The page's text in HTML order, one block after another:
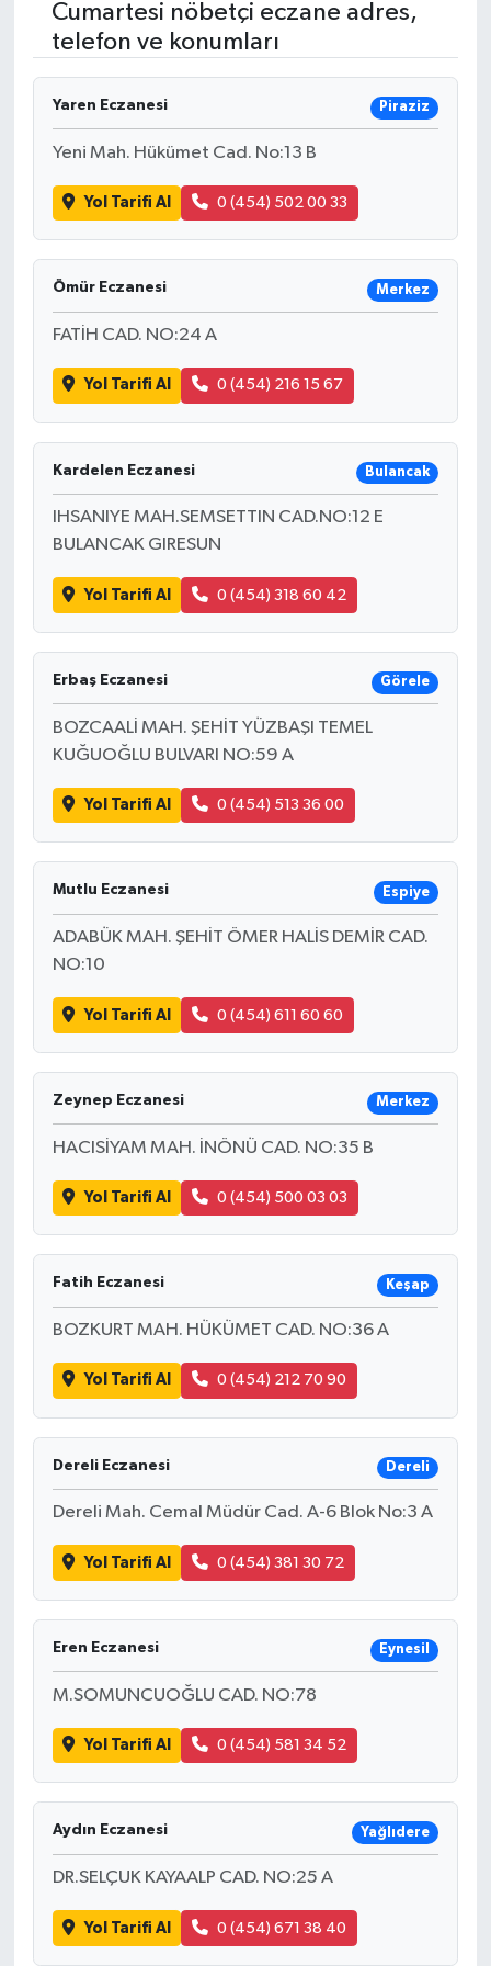
Cumartesi nöbetçi eczane adres,
telefon ve konumları
Yaren Eczanesi Piraziz
Yeni Mah. Hükümet Cad. No:13 B
Yol Tarifi Al 0 (454) 502 00 33
Ömür Eczanesi Merkez
FATİH CAD. NO:24 A
Yol Tarifi Al 0 (454) 216 15 67
Kardelen Eczanesi Bulancak
IHSANIYE MAH.SEMSETTIN CAD.NO:12 E
BULANCAK GIRESUN
Yol Tarifi Al 0 (454) 318 60 42
Erbaş Eczanesi Görele
BOZCAALİ MAH. ŞEHİT YÜZBAŞI TEMEL
KUĞUOĞLU BULVARI NO:59 A
Yol Tarifi Al 0 (454) 513 36 00
Mutlu Eczanesi Espiye
ADABÜK MAH. ŞEHİT ÖMER HALİS DEMİR CAD.
NO:10
Yol Tarifi Al 0 (454) 611 60 60
Zeynep Eczanesi Merkez
HACISİYAM MAH. İNÖNÜ CAD. NO:35 B
Yol Tarifi Al 0 (454) 500 03 03
Fatih Eczanesi Keşap
BOZKURT MAH. HÜKÜMET CAD. NO:36 A
Yol Tarifi Al 0 (454) 212 70 90
Dereli Eczanesi Dereli
Dereli Mah. Cemal Müdür Cad. A-6 Blok No:3 A
Yol Tarifi Al 0 (454) 381 30 72
Eren Eczanesi Eynesil
M.SOMUNCUOĞLU CAD. NO:78
Yol Tarifi Al 0 (454) 581 34 52
Aydın Eczanesi Yağlıdere
DR.SELÇUK KAYAALP CAD. NO:25 A
Yol Tarifi Al 0 (454) 671 38 40
RESMİ İLANLAR